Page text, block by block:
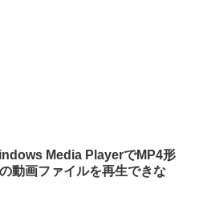
Media PlayerでMP4形
動画ファイルを再生できな